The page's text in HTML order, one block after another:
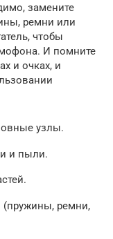
замените
ремни или
чтобы
И помните
и очках, и
узлы.
и пыли.
(пружины, ремни,